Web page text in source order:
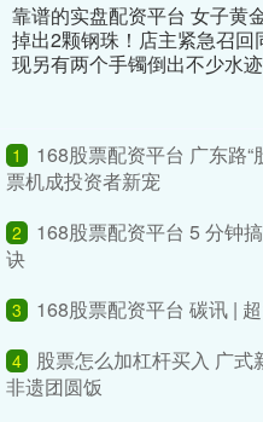
靠谱的实盘配资平台 女子黄
掉出2颗钢珠！店主紧急召回
现另有两个手镯倒出不少水
1
168股票配资平台 广东路
票机成投资者新宠
2
168股票配资平台 5 分钟
诀
3 168股票配资平台 碳讯 |
4
股票怎么加杠杆买入 广
非遗团圆饭